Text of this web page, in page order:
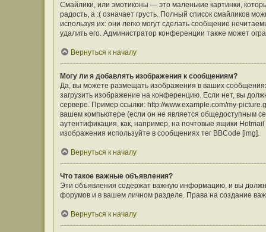
Смайлики, или эмотиконы — это маленькие картинки,
радость, а :( означает грусть. Полный список смайликов
используя их: они легко могут сделать сообщение
удалить его. Администратор конференции также может
Вернуться к началу
Могу ли я добавлять изображения к сообщениям?
Да, вы можете размещать изображения в ваших
загрузить изображение на конференцию. Если нет, вы
сервере. Пример ссылки: http://www.example.com/my-
вашем компьютере (если он не является общедоступным
аутентификация, как, например, на почтовые ящики
изображения используйте в сообщениях тег BBCode [img].
Вернуться к началу
Что такое важные объявления?
Эти объявления содержат важную информацию, и вы
форумов и в вашем личном разделе. Права на создание
Вернуться к началу